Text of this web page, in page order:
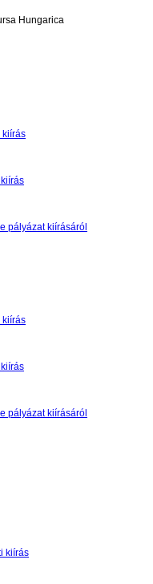
Hungarica
kiírás
pályázat kiírásáról
kiírás
pályázat kiírásáról
kiírás